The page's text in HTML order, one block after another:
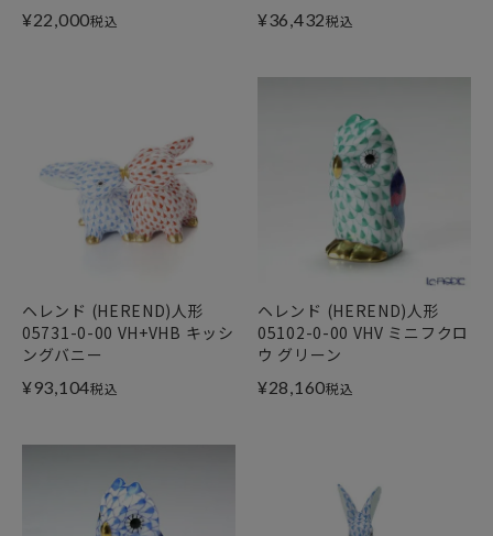
¥22,000税込 ¥36,432税込
ヘレンド (HEREND)人形
05731-0-00 VH+VHB キッシ
ングバニー
¥93,104税込
ヘレンド (HEREND)人形
05102-0-00 VHV ミニフクロ
ウ グリーン
¥28,160税込